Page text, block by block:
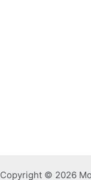
Copyright © 2026